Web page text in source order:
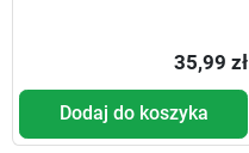
35,99 zł
Dodaj do koszyka